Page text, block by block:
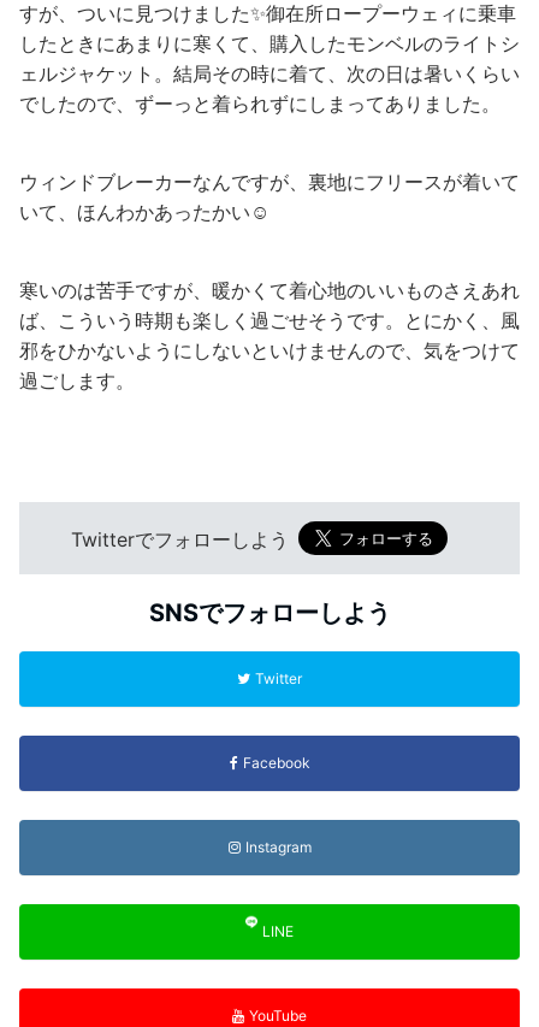
すが、ついに見つけました✨御在所ロープーウェィに乗車
したときにあまりに寒くて、購入したモンベルのライトシ
ェルジャケット。結局その時に着て、次の日は暑いくらい
でしたので、ずーっと着られずにしまってありました。
ウィンドブレーカーなんですが、裏地にフリースが着いて
いて、ほんわかあったかい☺️
寒いのは苦手ですが、暖かくて着心地のいいものさえあれ
ば、こういう時期も楽しく過ごせそうです。とにかく、風
邪をひかないようにしないといけませんので、気をつけて
過ごします。
Twitterでフォローしよう
SNSでフォローしよう
Twitter
Facebook
Instagram
LINE
YouTube